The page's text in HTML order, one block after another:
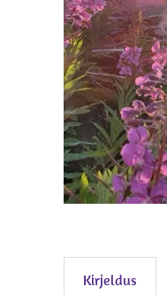
Kirjeldus